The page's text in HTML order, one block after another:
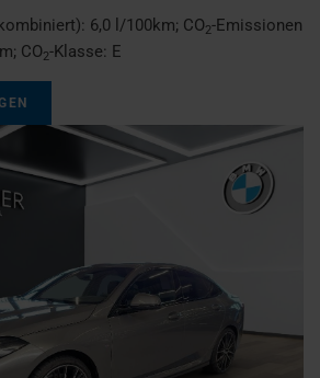
6,0 l/100km; CO2-Emissionen
; CO2-Klasse: E